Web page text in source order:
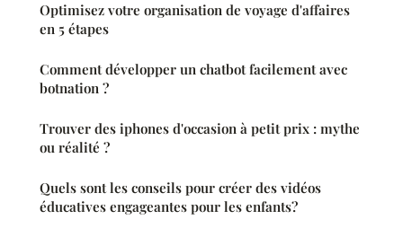
Optimisez votre organisation de voyage d'affaires
en 5 étapes
Comment développer un chatbot facilement avec
botnation ?
Trouver des iphones d'occasion à petit prix : mythe
ou réalité ?
Quels sont les conseils pour créer des vidéos
éducatives engageantes pour les enfants?